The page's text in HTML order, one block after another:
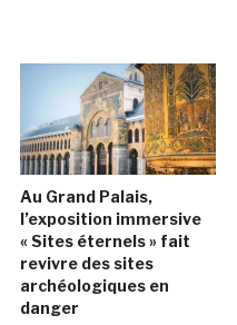
Au Grand Palais,
l’exposition immersive
« Sites éternels » fait
revivre des sites
archéologiques en
danger